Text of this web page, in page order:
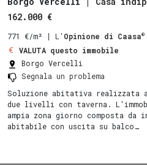
162.000 €
771 €/m² ∣ L' Opinione di Caasa®
VALUTA questo immobile
Borgo Vercelli
Segnala un problema
Soluzione abitativa realizzata
due livelli con taverna.
ampia zona giorno composta da
abitabile con uscita su balco…